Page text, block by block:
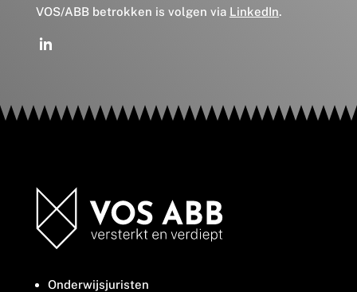
VOS/ABB betrokken is volgen via LinkedIn.
Onderwijsjuristen